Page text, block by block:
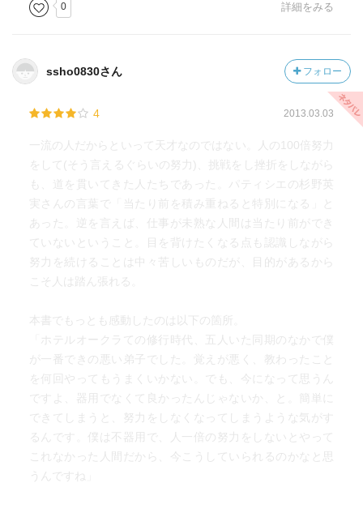
0 詳細をみる
ssho0830さん フォロー
4 2013.03.03
一流の人だからといって天才なのではない。人の100倍努力
をして(そう言えるぐらいの努力)、挑戦をし挫折をしながら
も、道を貫いてきた人たちであった。パティシエの杉野英
実さんの言葉で「当たり前を積み重ねると特別になる」と
あった。逆を言えば、仕事が未熟な人間は当たり前ができ
ていないということ。目を背けたくなる点も認識しながら
努力を続けることは中々苦しいものだが、目的があるから
こそ人は踏ん張れる。
本書でもっとも感動したのは以下の箇所。
「ホテルオークラての修行時代、五人いた同期のなかで僕
が一番できの悪い弟子でした。覚えが悪く、教わったこと
を何回やってもうまくいかない。でも、今になって思うん
ですよ、器用でなくて良かったんじゃないか、と。簡単に
できてしまうと、努力をしなくなってしまうような気がす
るんです。僕は不器用で、人一倍の努力をしないとやって
これなかった人間だから、今こうしていられるのかなと思
うんですね」